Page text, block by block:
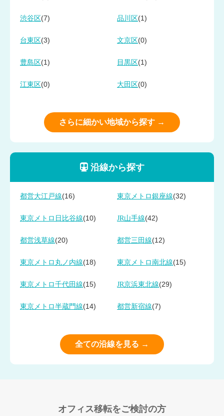
渋谷区 (7) 品川区 (1)
台東区 (3) 文京区 (0)
豊島区 (1) 目黒区 (1)
江東区 (0) 大田区 (0)
さらに細かい地域から探す →
沿線から探す
都営大江戸線(16) 東京メトロ銀座線(32)
東京メトロ日比谷線(10) JR山手線(42)
都営浅草線(20) 都営三田線(12)
東京メトロ丸ノ内線(18) 東京メトロ南北線(15)
東京メトロ千代田線(15) JR京浜東北線(29)
東京メトロ半蔵門線(14) 都営新宿線(7)
全ての沿線を見る →
オフィス移転をご検討の方